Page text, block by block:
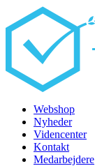
Videre
til
Webshop
Nyheder
Videncenter
Kontakt
Medarbejdere